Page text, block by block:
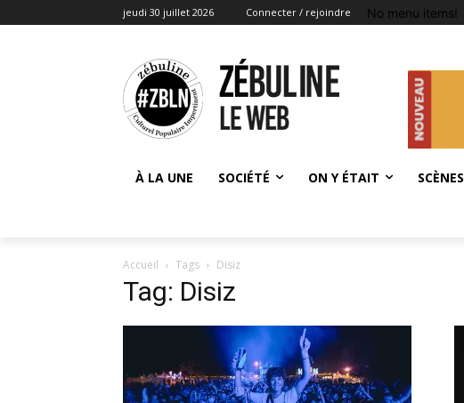
jeudi 30 juillet 2026 Connecter / rejoindre No menu items!
À LA UNE SOCIÉTÉ ON Y ÉTAIT SCÈNES
Accueil Tags Disiz
Tag: Disiz